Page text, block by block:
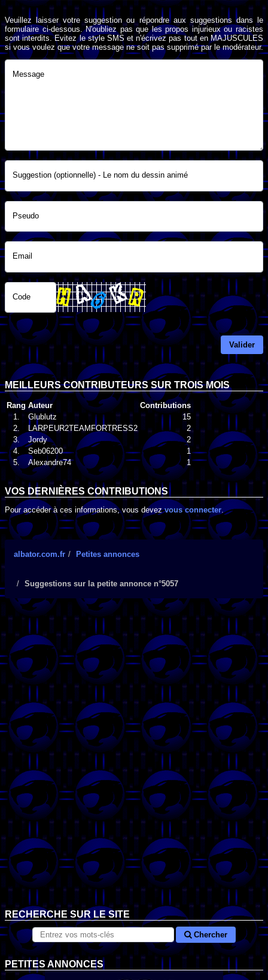
Veuillez laisser votre suggestion ou répondre aux suggestions dans le
formulaire ci-dessous. N'oubliez pas que les propos injurieux ou racistes
sont interdits. Evitez le style SMS et n'écrivez pas tout en MAJUSCULES
si vous voulez que votre message ne soit pas supprimé par le modérateur.
Message
Suggestion (optionnelle) - Le nom du dessin animé
Pseudo
Email
Code
Valider
MEILLEURS CONTRIBUTEURS SUR TROIS MOIS
Rang Auteur
Contributions
1.
Glublutz
15
2.
LARPEUR2TEAMFORTRESS2
2
3.
Jordy
2
4.
Seb06200
1
5.
Alexandre74 1
VOS DERNIÈRES CONTRIBUTIONS
Pour accéder à ces informations, vous devezvous connecter
albator.com.fr Petites annonces
Suggestions sur la petite annonce n°5057
RECHERCHE SUR LE SITE
Chercher
PETITES ANNONCES